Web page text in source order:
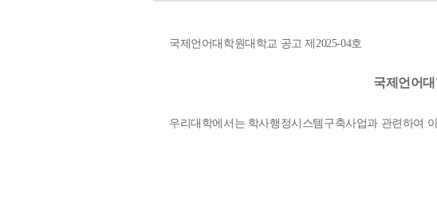
국제언어대학원대학교 공고 제2025-04호
국제언어
우리대학에서는 학사행정시스템구축사업과 관련하여